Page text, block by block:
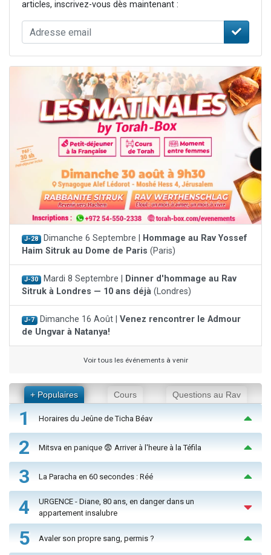
articles, inscrivez-vous dès maintenant :
J-28 Dimanche 6 Septembre |
Hommage au Rav Yossef
Haim Sitruk au Dome de Paris (Paris)
J-30 Mardi 8 Septembre |
Dinner d'hommage au Rav
Sitruk à Londres — 10 ans déjà (Londres)
J-7 Dimanche 16 Août | Venez rencontrer le Admour
de Ungvar à Natanya!
Voir tous les événements à venir
+ Populaires Cours Questions au Rav
1 Horaires du Jeûne de Ticha Béav
2 Mitsva en panique 😨 Arriver à l'heure à la Téfila
3 La Paracha en 60 secondes : Réé
4
URGENCE - Diane, 80 ans, en danger dans un
appartement insalubre
5 Avaler son propre sang, permis ?